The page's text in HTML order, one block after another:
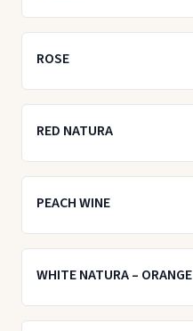
ROSE
RED NATURA
PEACH WINE
WHITE NATURA – ORANGE